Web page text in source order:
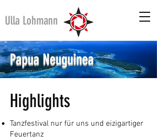
Ulla Lohmann
PapuaNeuguinea
Highlights
Tanzfestival nur für uns und eizigartiger
Feuertanz